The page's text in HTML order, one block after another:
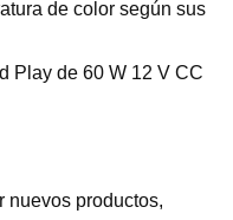
de color según sus
Play de 60 W 12 V CC
nuevos productos,